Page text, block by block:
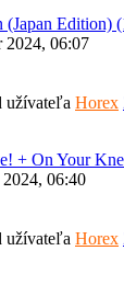
Edition)
2024, 06:07
užívateľa Horex
+ On Your
2024, 06:40
užívateľa Horex